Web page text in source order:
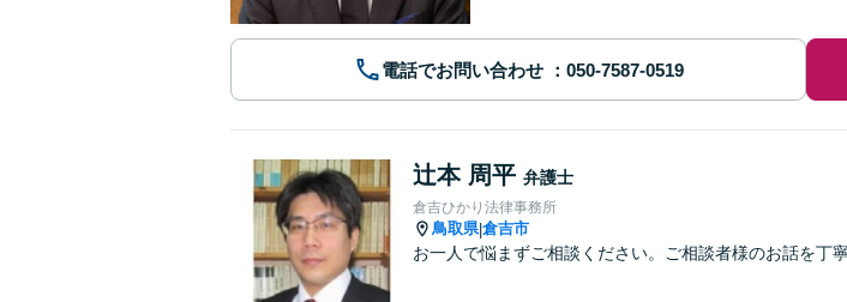
電話でお問い合わせ
辻本 周平 弁護士
倉吉ひかり法律事務所
鳥取県|倉吉市
お一人で悩まずご相談ください。ご相談者様のお話を丁